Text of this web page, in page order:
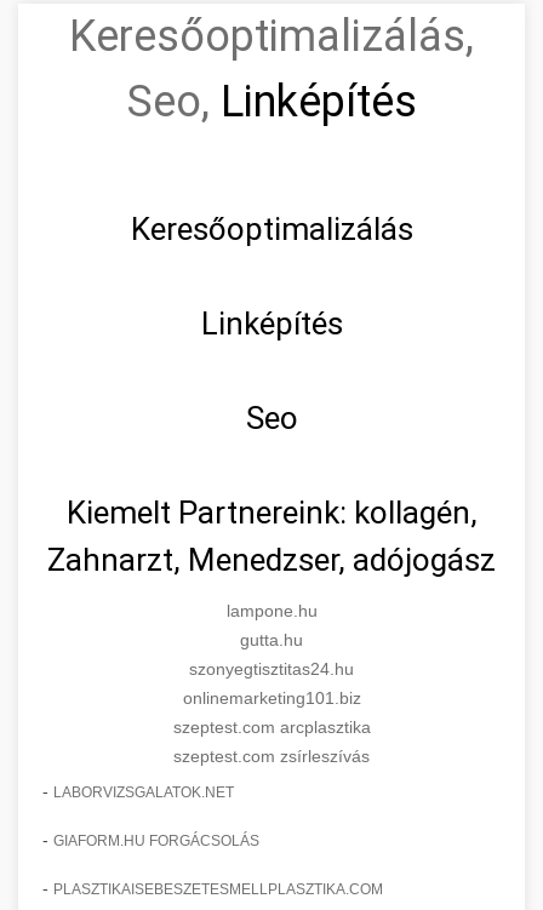
Keresőoptimalizálás,
Seo, Linképítés
Keresőoptimalizálás
Linképítés
Seo
Kiemelt Partnereink: kollagén,
Zahnarzt, Menedzser, adójogász
lampone.hu
gutta.hu
szonyegtisztitas24.hu
onlinemarketing101.biz
szeptest.com arcplasztika
szeptest.com zsírleszívás
- LABORVIZSGALATOK.NET
- GIAFORM.HU FORGÁCSOLÁS
- PLASZTIKAISEBESZETESMELLPLASZTIKA.COM